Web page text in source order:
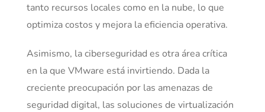
tanto recursos locales como en la nube, lo que
optimiza costos y mejora la eficiencia operativa.
Asimismo, la ciberseguridad es otra área crítica
en la que VMware está invirtiendo. Dada la
creciente preocupación por las amenazas de
seguridad digital, las soluciones de virtualización